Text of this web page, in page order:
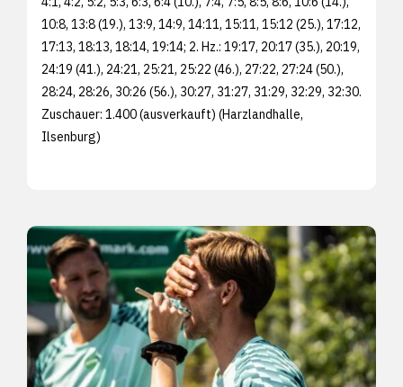
10:8, 13:8 (19.), 13:9, 14:9, 14:11, 15:11, 15:12 (25.), 17:12,
17:13, 18:13, 18:14, 19:14; 2. Hz.: 19:17, 20:17 (35.), 20:19,
24:19 (41.), 24:21, 25:21, 25:22 (46.), 27:22, 27:24 (50.),
28:24, 28:26, 30:26 (56.), 30:27, 31:27, 31:29, 32:29, 32:30.
Zuschauer: 1.400 (ausverkauft) (Harzlandhalle,
Ilsenburg)